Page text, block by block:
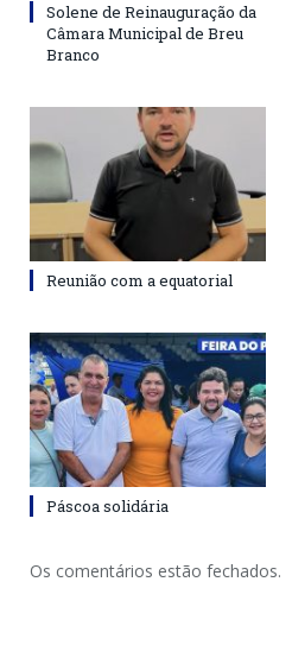
Solene de Reinauguração da
Câmara Municipal de Breu
Branco
Reunião com a equatorial
Páscoa solidária
Os comentários estão fechados.